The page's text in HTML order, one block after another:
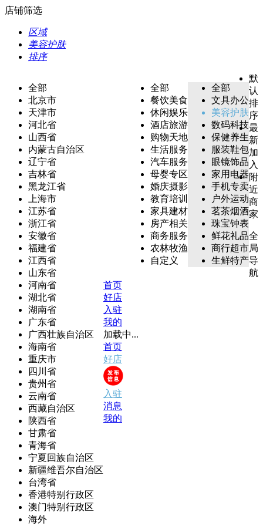
店铺筛选
区域
美容护肤
排序
全部
北京市
天津市
河北省
山西省
内蒙古自治区
辽宁省
吉林省
黑龙江省
上海市
江苏省
浙江省
安徽省
福建省
江西省
山东省
河南省
湖北省
湖南省
广东省
广西壮族自治区
海南省
重庆市
四川省
贵州省
云南省
西藏自治区
陕西省
甘肃省
青海省
宁夏回族自治区
新疆维吾尔自治区
台湾省
香港特别行政区
澳门特别行政区
海外
全部
餐饮美食
休闲娱乐
酒店旅游
购物天地
生活服务
汽车服务
母婴专区
婚庆摄影
教育培训
家具建材
房产相关
商务服务
农林牧渔
自定义
全部
文具办公
美容护肤
数码科技
保健养生
服装鞋包
眼镜饰品
家用电器
手机专卖
户外运动
茗茶烟酒
珠宝钟表
鲜花礼品
商行超市
生鲜特产
默
认
排
序
最
新
加
入
附
近
商
家
全
局
导
航
首页
好店
入驻
我的
加载中...
首页
好店
入驻
消息
我的